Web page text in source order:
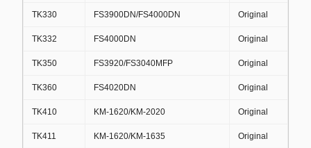
TK330 FS3900DN/FS4000DN Original
TK332 FS4000DN Original
TK350 FS3920/FS3040MFP Original
TK360 FS4020DN Original
TK410 KM-1620/KM-2020 Original
TK411 KM-1620/KM-1635 Original